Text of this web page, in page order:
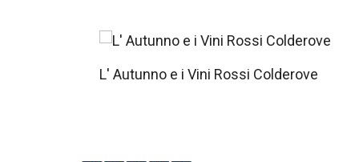
L' Autunno e i Vini Rossi Colderove